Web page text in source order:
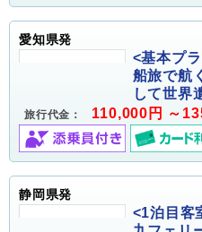
愛知県発
<基本プ
船旅で航
して世界
旅行代金： 110,000円 ～
静岡県発
<1泊目客